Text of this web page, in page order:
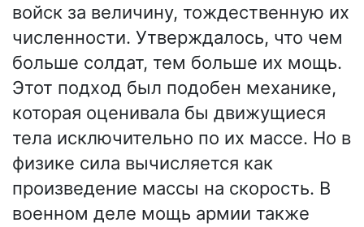
войск за величину, тождественную их
численности. Утверждалось, что чем
больше солдат, тем больше их мощь.
Этот подход был подобен механике,
которая оценивала бы движущиеся
тела исключительно по их массе. Но в
физике сила вычисляется как
произведение массы на скорость. В
военном деле мощь армии также